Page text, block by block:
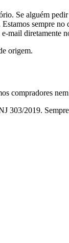
Se alguém
sempre
mail diretamente
origem.
compradores
303/2019.